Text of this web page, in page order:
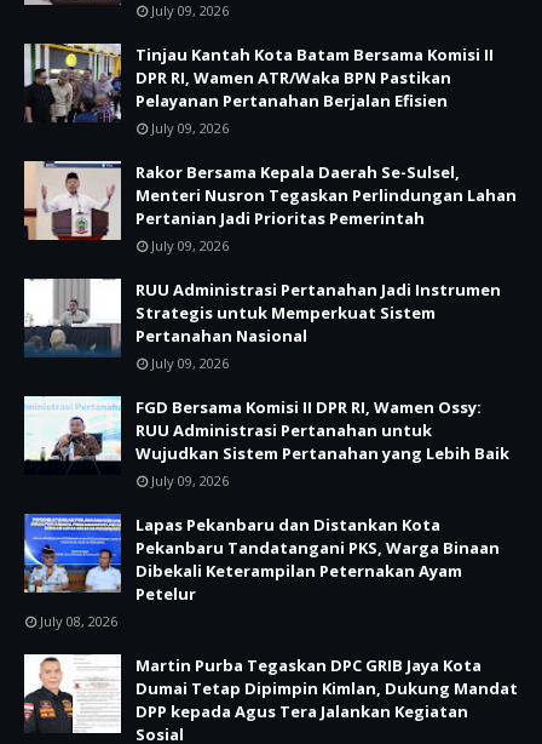
July 09, 2026
Tinjau Kantah Kota Batam Bersama Komisi II
DPR RI, Wamen ATR/Waka BPN Pastikan
Pelayanan Pertanahan Berjalan Efisien
July 09, 2026
Rakor Bersama Kepala Daerah Se-Sulsel,
Menteri Nusron Tegaskan Perlindungan Lahan
Pertanian Jadi Prioritas Pemerintah
July 09, 2026
RUU Administrasi Pertanahan Jadi Instrumen
Strategis untuk Memperkuat Sistem
Pertanahan Nasional
July 09, 2026
FGD Bersama Komisi II DPR RI, Wamen Ossy:
RUU Administrasi Pertanahan untuk
Wujudkan Sistem Pertanahan yang Lebih Baik
July 09, 2026
Lapas Pekanbaru dan Distankan Kota
Pekanbaru Tandatangani PKS, Warga Binaan
Dibekali Keterampilan Peternakan Ayam
Petelur
July 08, 2026
Martin Purba Tegaskan DPC GRIB Jaya Kota
Dumai Tetap Dipimpin Kimlan, Dukung Mandat
DPP kepada Agus Tera Jalankan Kegiatan
Sosial